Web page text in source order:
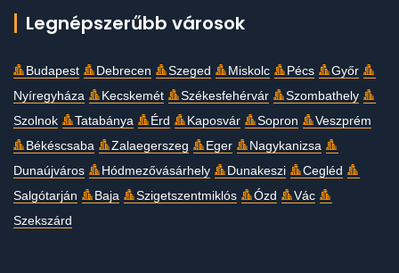
Legnépszerűbb városok
Budapest Debrecen Szeged Miskolc Pécs
Győr
Nyíregyháza
Kecskemét Székesfehérvár
Szombathely
Szolnok
Tatabánya Érd Kaposvár Sopron
Veszprém
Békéscsaba
Zalaegerszeg Eger
Nagykanizsa
Dunaújváros
Hódmezővásárhely Dunakeszi
Cegléd
Salgótarján
Baja Szigetszentmiklós Ózd
Vác
Szekszárd